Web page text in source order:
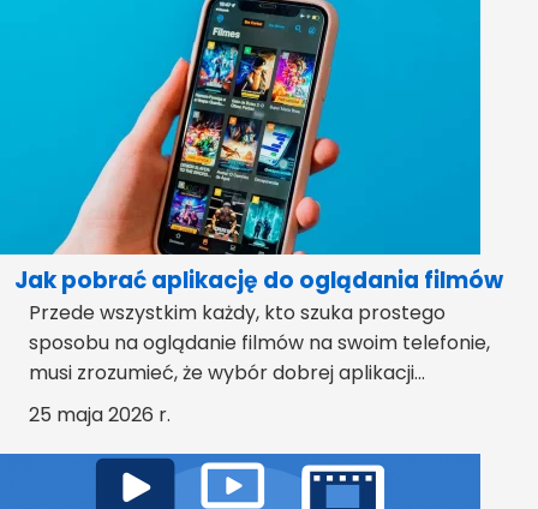
Jak pobrać aplikację do oglądania filmów
Przede wszystkim każdy, kto szuka prostego
sposobu na oglądanie filmów na swoim telefonie,
musi zrozumieć, że wybór dobrej aplikacji...
25 maja 2026 r.